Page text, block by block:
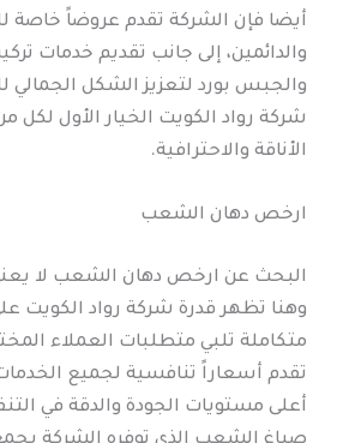
أيضا فإن الشركة تقدم عروضاً خاصة
والدائمين، إلى جانب تقديم خدمات
والجبس بورد لتعزيز الشكل الجمالي
شركة رواد الكويت الخيار الأول لكل
الأناقة والاحترافية.
ارخص دهان الشعب
البحث عن ارخص دهان الشعب لا يعني
وهنا تظهر قدرة شركة رواد الكويت
متكاملة تلبي متطلبات العملاء
تقدم أسعاراً تنافسية لجميع
أعلى مستويات الجودة والدقة في